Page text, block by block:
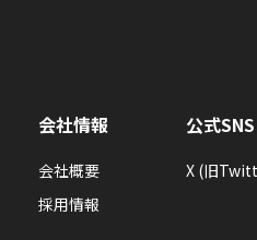
会社情報
会社概要
採用情報
公式SNS
X (旧